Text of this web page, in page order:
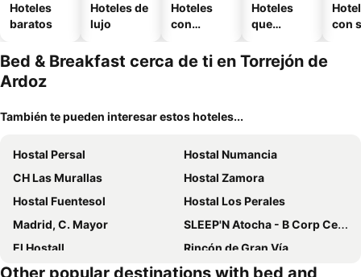
Hoteles
baratos
Hoteles de
lujo
Hoteles
con
Hoteles
que
mascotas
con
Bed & Breakfast cerca de ti en Torrejón de
Ardoz
También te pueden interesar estos hoteles...
Hostal Persal
Hostal Numancia
CH Las Murallas
Hostal Zamora
Hostal Fuentesol
Hostal Los Perales
Madrid, C. Mayor
SLEEP'N Atocha - B Corp Certified
El Hostall
Rincón de Gran Vía
Hola Rooms
Casa de Huespedes La Asturiana
Other popular destinations with bed and